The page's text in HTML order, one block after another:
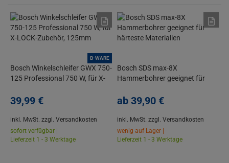
B-WARE
Bosch Winkelschleifer GWX 750-
125 Professional 750 W, für X-
39,99 €
inkl. MwSt. zzgl. Versandkosten
sofort verfügbar |
Lieferzeit 1 - 3 Werktage
Bosch SDS max-8X
Hammerbohrer geeignet für
ab 39,90 €
inkl. MwSt. zzgl. Versandkosten
wenig auf Lager |
Lieferzeit 1 - 3 Werktage